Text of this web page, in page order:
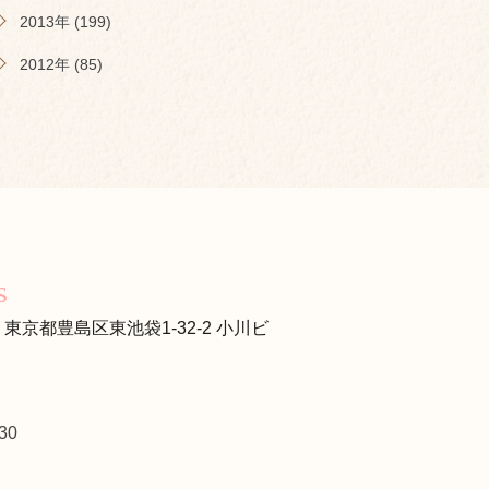
2013年 (199)
2012年 (85)
京都豊島区東池袋1-32-2 小川ビ